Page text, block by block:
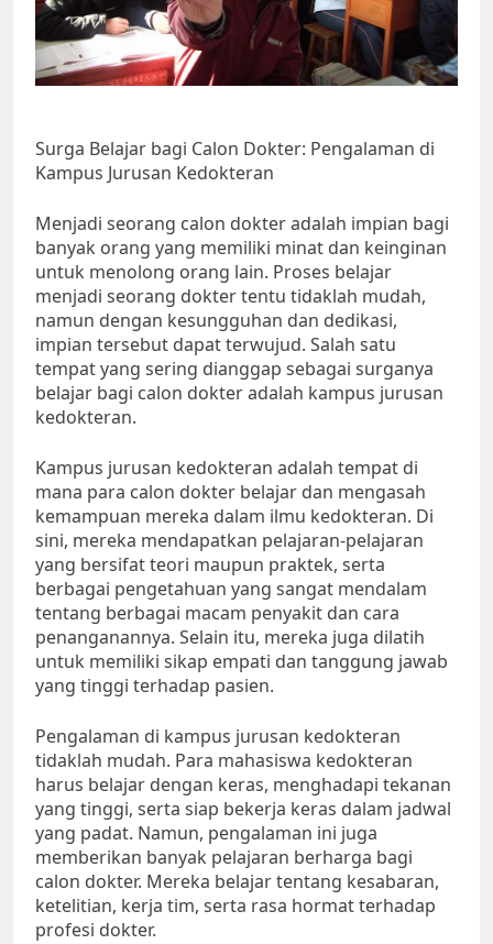
Surga Belajar bagi Calon Dokter: Pengalaman di
Kampus Jurusan Kedokteran
Menjadi seorang calon dokter adalah impian bagi
banyak orang yang memiliki minat dan keinginan
untuk menolong orang lain. Proses belajar
menjadi seorang dokter tentu tidaklah mudah,
namun dengan kesungguhan dan dedikasi,
impian tersebut dapat terwujud. Salah satu
tempat yang sering dianggap sebagai surganya
belajar bagi calon dokter adalah kampus jurusan
kedokteran.
Kampus jurusan kedokteran adalah tempat di
mana para calon dokter belajar dan mengasah
kemampuan mereka dalam ilmu kedokteran. Di
sini, mereka mendapatkan pelajaran-pelajaran
yang bersifat teori maupun praktek, serta
berbagai pengetahuan yang sangat mendalam
tentang berbagai macam penyakit dan cara
penanganannya. Selain itu, mereka juga dilatih
untuk memiliki sikap empati dan tanggung jawab
yang tinggi terhadap pasien.
Pengalaman di kampus jurusan kedokteran
tidaklah mudah. Para mahasiswa kedokteran
harus belajar dengan keras, menghadapi tekanan
yang tinggi, serta siap bekerja keras dalam jadwal
yang padat. Namun, pengalaman ini juga
memberikan banyak pelajaran berharga bagi
calon dokter. Mereka belajar tentang kesabaran,
ketelitian, kerja tim, serta rasa hormat terhadap
profesi dokter.